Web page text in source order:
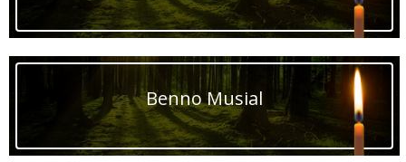
Benno Musial